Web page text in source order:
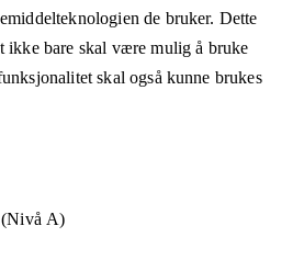
de bruker. Dette
ikke bare skal være mulig å bruke
skal også kunne brukes
(Nivå A)